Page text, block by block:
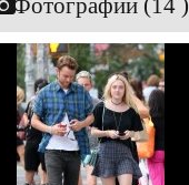
Фотографии (14 )